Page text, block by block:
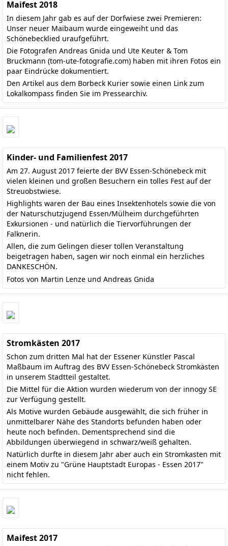
Maifest 2018
In diesem Jahr gab es auf der Dorfwiese zwei Premieren:
Unser neuer Maibaum wurde eingeweiht und das
Schönebecklied uraufgeführt.
Die Fotografen Andreas Gnida und Ute Keuter & Tom
Bruckmann (tom-ute-fotografie.com) haben mit ihren Fotos ein
paar Eindrücke dokumentiert.
Den Artikel aus dem Borbeck Kurier sowie einen Link zum
Lokalkompass finden Sie im Pressearchiv.
Kinder- und Familienfest 2017
Am 27. August 2017 feierte der BVV Essen-Schönebeck mit
vielen kleinen und großen Besuchern ein tolles Fest auf der
Streuobstwiese.
Highlights waren der Bau eines Insektenhotels sowie die von
der Naturschutzjugend Essen/Mülheim durchgeführten
Exkursionen - und natürlich die Tiervorführungen der
Falknerin.
Allen, die zum Gelingen dieser tollen Veranstaltung
beigetragen haben, sagen wir noch einmal ein herzliches
DANKESCHÖN.
Fotos von Martin Lenze und Andreas Gnida
Stromkästen 2017
Schon zum dritten Mal hat der Essener Künstler Pascal
Maßbaum im Auftrag des BVV Essen-Schönebeck Stromkästen
in unserem Stadtteil gestaltet.
Die Mittel für die Aktion wurden wiederum von der innogy SE
zur Verfügung gestellt.
Als Motive wurden Gebäude ausgewählt, die sich früher in
unmittelbarer Nähe des Standorts befunden haben oder
heute noch befinden. Dementsprechend sind die
Abbildungen überwiegend in schwarz/weiß gehalten.
Natürlich durfte in diesem Jahr aber auch ein Stromkasten mit
einem Motiv zu "Grüne Hauptstadt Europas - Essen 2017"
nicht fehlen.
Maifest 2017